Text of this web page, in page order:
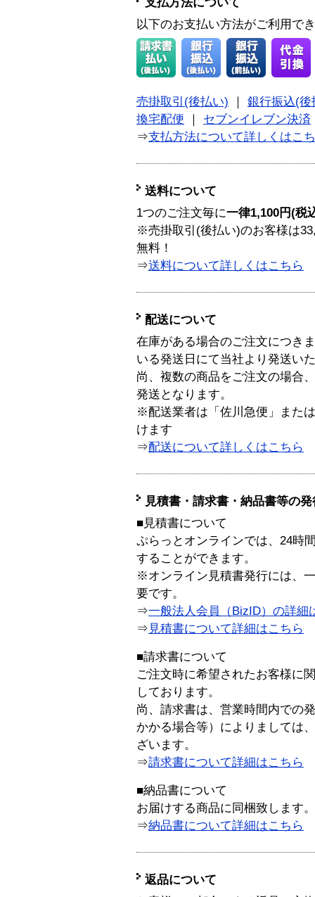
支払方法について
以下のお支払い方法がご利用で
売掛取引(後払い)
銀行振込(後
換宅配便
セブンイレブン決済
⇒支払方法について詳しくはこ
送料について
1つのご注文毎に一律1,100円(税
※売掛取引(後払い)のお客様は
無料！
⇒送料について詳しくはこちら
配送について
在庫がある場合のご注文につき
いる発送日にて当社より発送い
尚、複数の商品をご注文の場合
発送となります。
※配送業者は「佐川急便」また
けます
⇒配送について詳しくはこちら
見積書・請求書・納品書等の
■見積書について
ぷらっとオンラインでは、24時
することができます。
※オンライン見積書発行には、
要です。
⇒一般法人会員（BizID）の詳細
⇒ 見積書について詳細はこちら
■請求書について
ご注文時に希望されたお客様に
しております。
尚、請求書は、営業時間内での
かかる場合等）によりましては
ざいます。
⇒請求書について詳細はこちら
■納品書について
お届けする商品に同梱致します。
⇒納品書について詳細はこちら
返品について